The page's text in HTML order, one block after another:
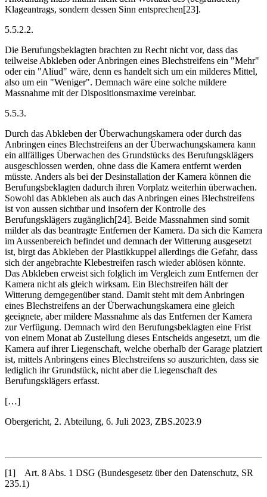
Klageantrags, sondern dessen Sinn entsprechen[23].
5.5.2.2.
Die Berufungsbeklagten brachten zu Recht nicht vor, dass das
teilweise Abkleben oder Anbringen eines Blechstreifens ein "Mehr"
oder ein "Aliud" wäre, denn es handelt sich um ein milderes Mittel,
also um ein "Weniger". Demnach wäre eine solche mildere
Massnahme mit der Dispositionsmaxime vereinbar.
5.5.3.
Durch das Abkleben der Überwachungskamera oder durch das
Anbringen eines Blechstreifens an der Überwachungskamera kann
ein allfälliges Überwachen des Grundstücks des Berufungsklägers
ausgeschlossen werden, ohne dass die Kamera entfernt werden
müsste. Anders als bei der Desinstallation der Kamera können die
Berufungsbeklagten dadurch ihren Vorplatz weiterhin überwachen.
Sowohl das Abkleben als auch das Anbringen eines Blechstreifens
ist von aussen sichtbar und insofern der Kontrolle des
Berufungsklägers zugänglich[24]. Beide Massnahmen sind somit
milder als das beantragte Entfernen der Kamera. Da sich die Kamera
im Aussenbereich befindet und demnach der Witterung ausgesetzt
ist, birgt das Abkleben der Plastikkuppel allerdings die Gefahr, dass
sich der angebrachte Klebestreifen rasch wieder ablösen könnte.
Das Abkleben erweist sich folglich im Vergleich zum Entfernen der
Kamera nicht als gleich wirksam. Ein Blechstreifen hält der
Witterung demgegenüber stand. Damit steht mit dem Anbringen
eines Blechstreifens an der Überwachungskamera eine gleich
geeignete, aber mildere Massnahme als das Entfernen der Kamera
zur Verfügung. Demnach wird den Berufungsbeklagten eine Frist
von einem Monat ab Zustellung dieses Entscheids angesetzt, um die
Kamera auf ihrer Liegenschaft, welche oberhalb der Garage platziert
ist, mittels Anbringens eines Blechstreifens so auszurichten, dass sie
lediglich ihr Grundstück, nicht aber die Liegenschaft des
Berufungsklägers erfasst.
[…]
Obergericht, 2. Abteilung, 6. Juli 2023, ZBS.2023.9
[1] Art. 8 Abs. 1 DSG (Bundesgesetz über den Datenschutz, SR
235.1)